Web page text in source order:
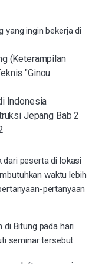
yang ingin bekerja di
(Keterampilan
"Ginou
Indonesia
Jepang Bab 2
dari peserta di lokasi
waktu lebih
pertanyaan
di Bitung pada hari
seminar tersebut.